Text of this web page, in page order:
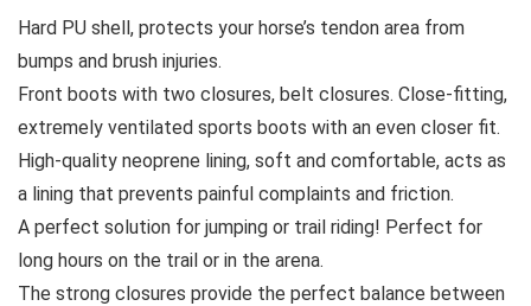
Hard PU shell, protects your horse’s tendon area from
bumps and brush injuries.
Front boots with two closures, belt closures. Close-fitting,
extremely ventilated sports boots with an even closer fit.
High-quality neoprene lining, soft and comfortable, acts as
a lining that prevents painful complaints and friction.
A perfect solution for jumping or trail riding! Perfect for
long hours on the trail or in the arena.
The strong closures provide the perfect balance between